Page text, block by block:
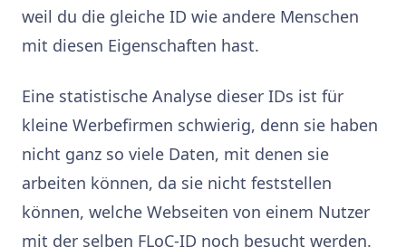
weil du die gleiche ID wie andere Menschen
mit diesen Eigenschaften hast.
Eine statistische Analyse dieser IDs ist für
kleine Werbefirmen schwierig, denn sie haben
nicht ganz so viele Daten, mit denen sie
arbeiten können, da sie nicht feststellen
können, welche Webseiten von einem Nutzer
mit der selben FLoC-ID noch besucht werden.